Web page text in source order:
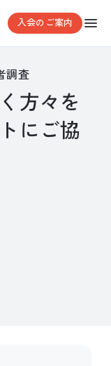
入会のご案内
調査
方々を
にご協